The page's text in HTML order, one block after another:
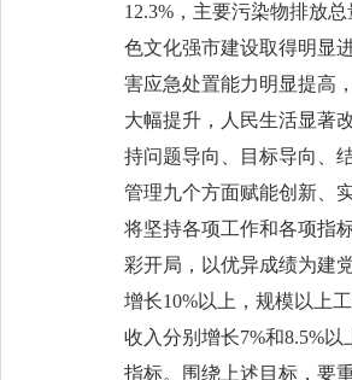
12.3%，主要污染物排放
色文化强市建设取得明显
害应急处置能力明显提高
大幅提升，人民生活显著
持问题导向、目标导向、
管理九个方面赋能创新、
将坚持各项工作和各项指
彩开局，以优异成绩为建
增长10%以上，规模以上
收入分别增长7%和8.5%
指标。围绕上述目标，要